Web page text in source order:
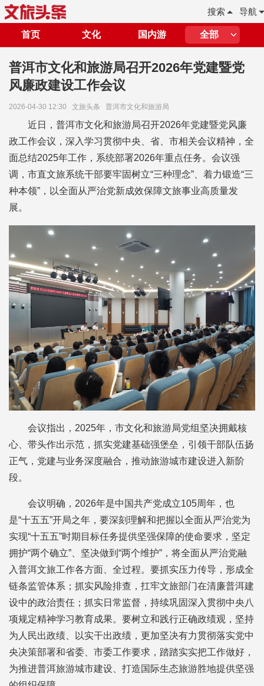
导航
搜索
首页 文化 国内游 全部
普洱市文化和旅游局召开2026年党建暨党
风廉政建设工作会议
2026-04-30 12:30 文旅头条 普洱市文化和旅游局
近日，普洱市文化和旅游局召开2026年党建暨党风廉
政工作会议，深入学习贯彻中央、省、市相关会议精神，全
面总结2025年工作，系统部署2026年重点任务。会议强
调，市直文旅系统干部要牢固树立“三种理念”、着力锻造“三
种本领”，以全面从严治党新成效保障文旅事业高质量发
展。
会议指出，2025年，市文化和旅游局党组坚决拥戴核
心、带头作出示范，抓实党建基础强堡垒，引领干部队伍扬
正气，党建与业务深度融合，推动旅游城市建设进入新阶
段。
会议明确，2026年是中国共产党成立105周年，也
是“十五五”开局之年，要深刻理解和把握以全面从严治党为
实现“十五五”时期目标任务提供坚强保障的使命要求，坚定
拥护“两个确立”、坚决做到“两个维护”，将全面从严治党融
入普洱文旅工作各方面、全过程。要抓实压力传导，形成全
链条监管体系；抓实风险排查，扛牢文旅部门在清廉普洱建
设中的政治责任；抓实日常监督，持续巩固深入贯彻中央八
项规定精神学习教育成果。要树立和践行正确政绩观，坚持
为人民出政绩、以实干出政绩，更加坚决有力贯彻落实党中
央决策部署和省委、市委工作要求，踏踏实实把工作做好，
为推进普洱旅游城市建设、打造国际生态旅游胜地提供坚强